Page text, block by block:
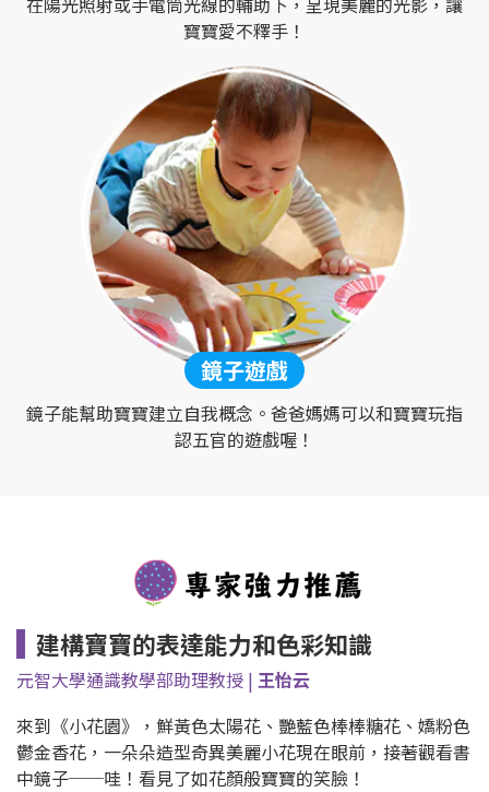
寶寶愛不釋手！
鏡子遊戲
鏡子能幫助寶寶建立自我概念。爸爸媽媽可以和寶寶玩指
認五官的遊戲喔！
建構寶寶的表達能力和色彩知識
元智大學通識教學部助理教授 | 王怡云
來到《小花園》，鮮黃色太陽花、艷藍色棒棒糖花、嬌粉色
鬱金香花，一朵朵造型奇異美麗小花現在眼前，接著觀看書
中鏡子──哇！看見了如花顏般寶寶的笑臉！